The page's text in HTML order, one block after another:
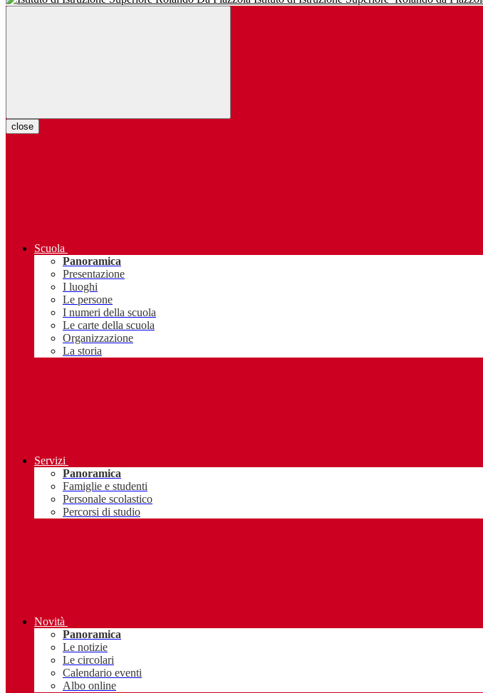
close
Scuola
Panoramica
Presentazione
I luoghi
Le persone
I numeri della scuola
Le carte della scuola
Organizzazione
La storia
Servizi
Panoramica
Famiglie e studenti
Personale scolastico
Percorsi di studio
Novità
Panoramica
Le notizie
Le circolari
Calendario eventi
Albo online